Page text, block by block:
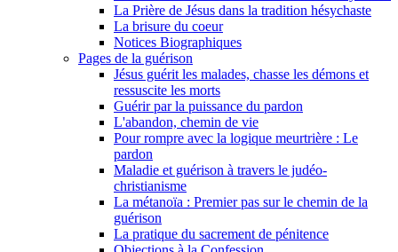
La Prière de Jésus dans la tradition hésychaste
La brisure du coeur
Notices Biographiques
Pages de la guérison
Jésus guérit les malades, chasse les démons et
ressuscite les morts
Guérir par la puissance du pardon
L'abandon, chemin de vie
Pour rompre avec la logique meurtrière : Le
pardon
Maladie et guérison à travers le judéo-
christianisme
La métanoïa : Premier pas sur le chemin de la
guérison
La pratique du sacrement de pénitence